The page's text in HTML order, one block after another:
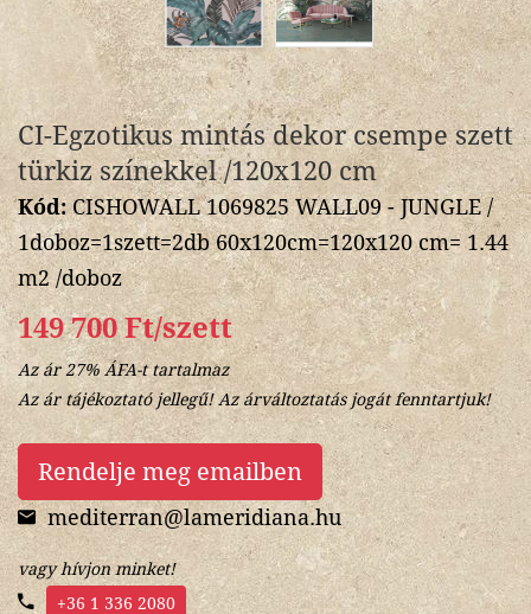
CI-Egzotikus mintás dekor csempe szett
türkiz színekkel /120x120 cm
Kód:CISHOWALL 1069825 WALL09 - JUNGLE /
1doboz=1szett=2db 60x120cm=120x120 cm= 1.44
m2 /doboz
149 700 Ft/szett
Az ár 27% ÁFA-t tartalmaz
Az ár tájékoztató jellegű! Az árváltoztatás jogát fenntartjuk!
Rendelje meg emailben
mediterran@lameridiana.hu
vagy hívjon minket!
+36 1 336 2080